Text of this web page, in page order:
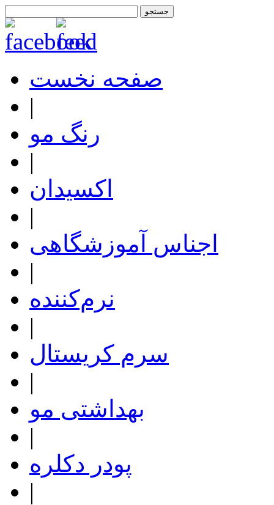
صفحه نخست
|
رنگ مو
|
اکسیدان
|
اجناس آموزشگاهی
|
نرم‌کننده
|
سرم کریستال
|
بهداشتی مو
|
پودر دکلره
|